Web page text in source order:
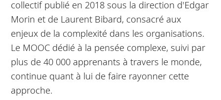
collectif publié en 2018 sous la direction d'Edgar
Morin et de Laurent Bibard, consacré aux
enjeux de la complexité dans les organisations.
Le MOOC dédié à la pensée complexe, suivi par
plus de 40 000 apprenants à travers le monde,
continue quant à lui de faire rayonner cette
approche.